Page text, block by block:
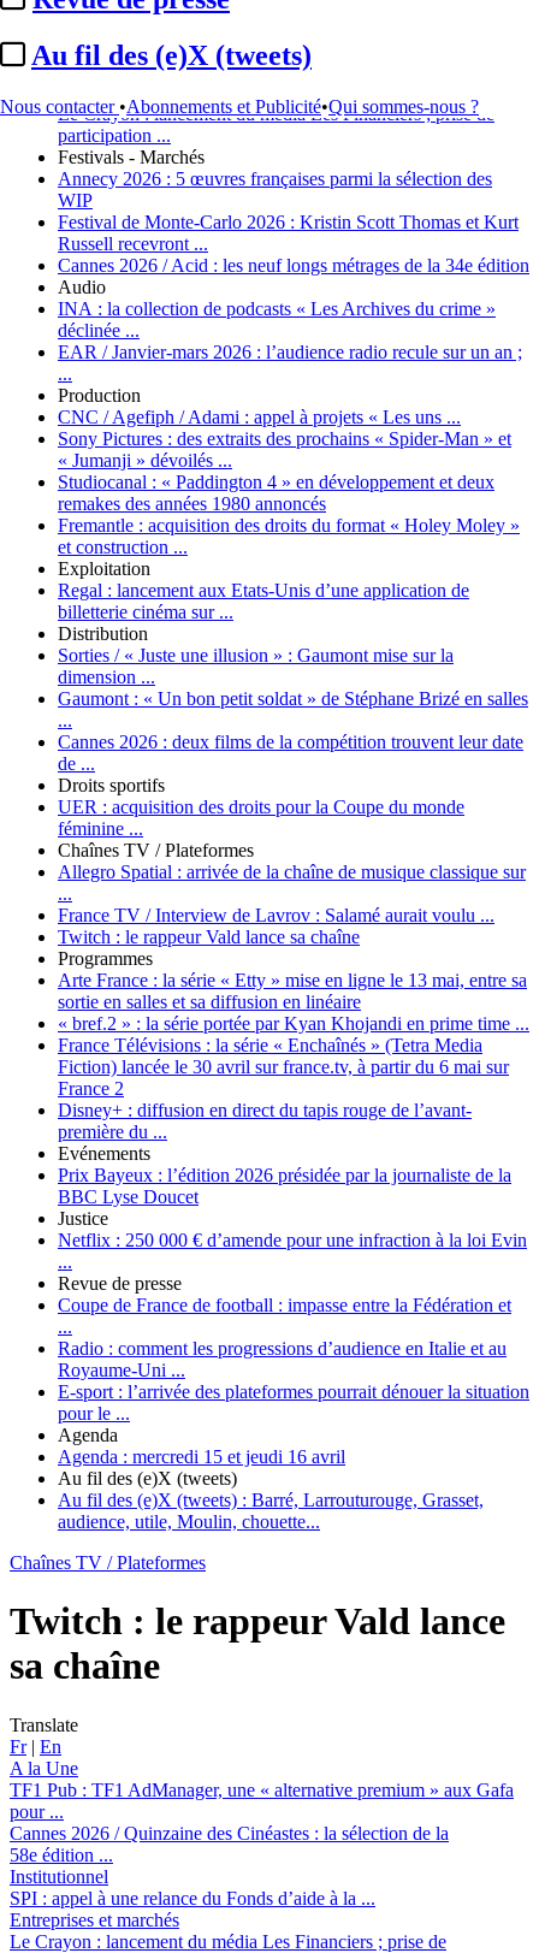
Au fil des (e)X (tweets)
Nous contacter •Abonnements et Publicité•Qui sommes-nous ?
Cannes 2026 / Quinzaine des Cinéastes :
Institutionnel
SPI :appel à une relance du Fonds d’aide à la ...
Le Crayon :lancement du média Les Financiers ; prise de
participation ...
Festivals - Marchés
Annecy 2026 : 5 œuvres françaises parmi la sélection des
WIP
Festival de Monte-Carlo 2026 : Kristin Scott Thomas et Kurt
Russell recevront ...
Cannes 2026 / Acid : les neuf longs métrages de la 34e édition
Audio
INA : la collection de podcasts « Les Archives du crime »
déclinée ...
EAR / Janvier-mars 2026 : l’audience radio recule sur un an ;
...
Production
CNC / Agefiph / Adami : appel à projets « Les uns ...
Sony Pictures : des extraits des prochains « Spider-Man » et
« Jumanji » dévoilés ...
Studiocanal : « Paddington 4 » en développement et deux
remakes des années 1980 annoncés
Fremantle : acquisition des droits du format « Holey Moley »
et construction ...
Exploitation
Regal : lancement aux Etats-Unis d’une application de
billetterie cinéma sur ...
Distribution
Sorties / « Juste une illusion » : Gaumont mise sur la
dimension ...
Gaumont : « Un bon petit soldat » de Stéphane Brizé en salles
...
Cannes 2026 : deux films de la compétition trouvent leur date
de ...
Droits sportifs
UER : acquisition des droits pour la Coupe du monde
féminine ...
Chaînes TV / Plateformes
Allegro Spatial : arrivée de la chaîne de musique classique sur
...
France TV / Interview de Lavrov : Salamé aurait voulu ...
Twitch : le rappeur Vald lance sa chaîne
Programmes
Arte France : la série « Etty » mise en ligne le 13 mai, entre sa
sortie en salles et sa diffusion en linéaire
« bref.2 » : la série portée par Kyan Khojandi en prime time ...
France Télévisions : la série « Enchaînés » (Tetra Media
Fiction) lancée le 30 avril sur france.tv, à partir du 6 mai sur
France 2
Disney+ : diffusion en direct du tapis rouge de l’avant-
première du ...
Evénements
Prix Bayeux : l’édition 2026 présidée par la journaliste de la
BBC Lyse Doucet
Justice
Netflix : 250 000 € d’amende pour une infraction à la loi Evin
...
Revue de presse
Coupe de France de football : impasse entre la Fédération et
...
Radio : comment les progressions d’audience en Italie et au
Royaume-Uni ...
E-sport : l’arrivée des plateformes pourrait dénouer la situation
pour le ...
Agenda
Agenda : mercredi 15 et jeudi 16 avril
Au fil des (e)X (tweets)
Au fil des (e)X (tweets) : Barré, Larrouturouge, Grasset,
audience, utile, Moulin, chouette...
Chaînes TV / Plateformes
Twitch : le rappeur Vald lance
sa chaîne
Translate
Fr| En
A la Une
TF1 Pub : TF1 AdManager, une « alternative premium » aux Gafa
pour ...
Cannes 2026 / Quinzaine des Cinéastes : la sélection de la
58e édition ...
Institutionnel
SPI : appel à une relance du Fonds d’aide à la ...
Entreprises et marchés
Le Crayon : lancement du média Les Financiers ; prise de